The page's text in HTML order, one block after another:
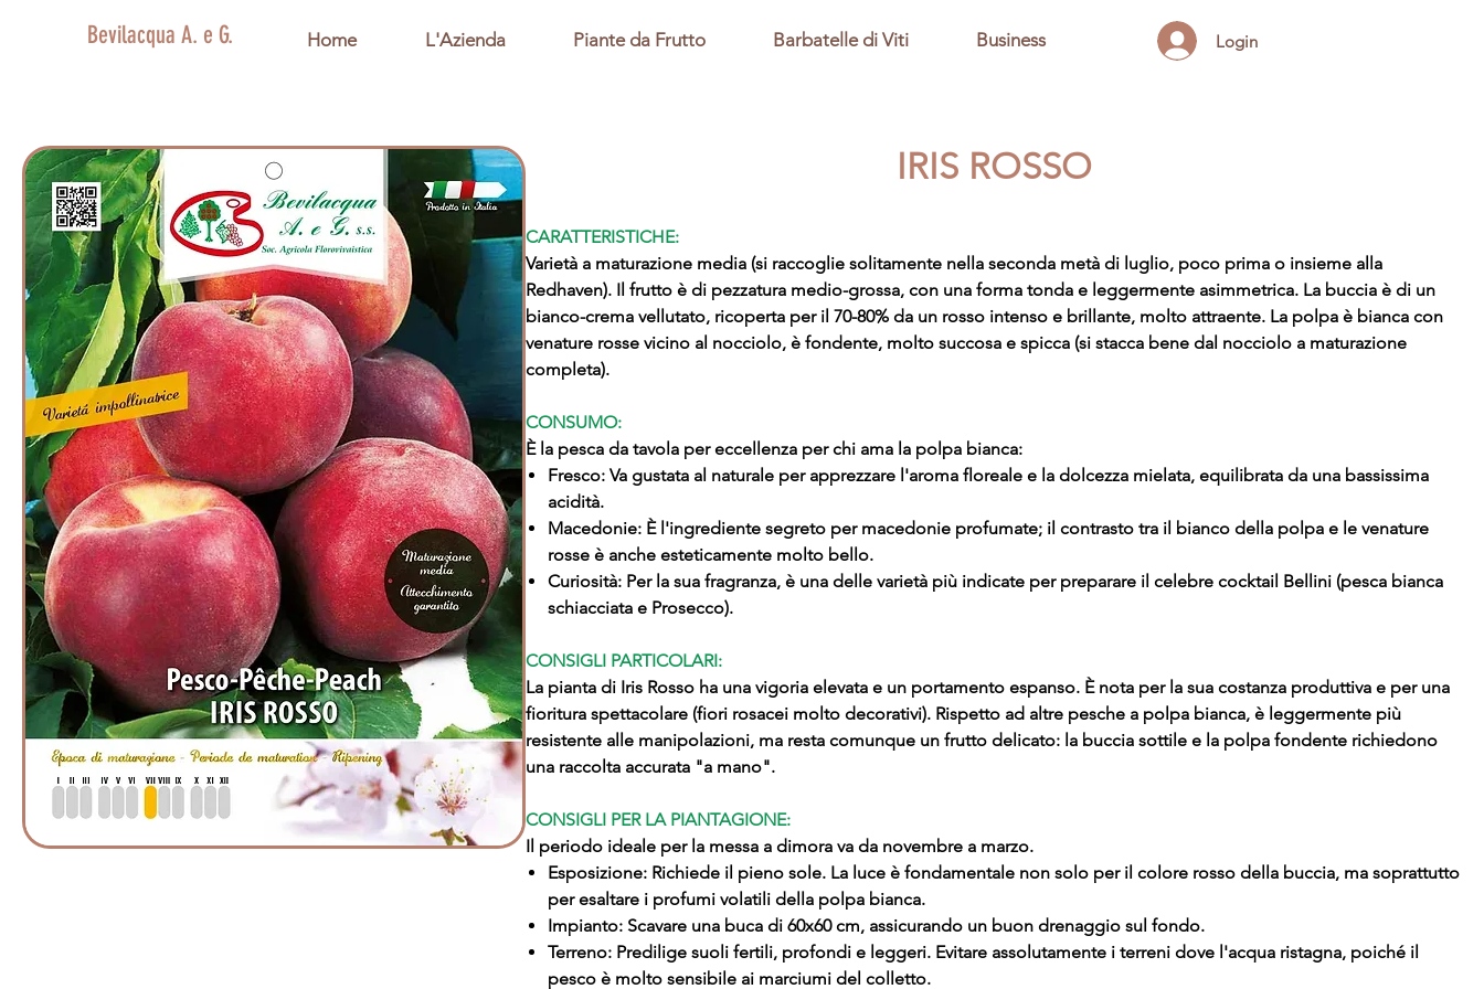
Bevilacqua A. e G. Home L'Azienda Piante da Frutto Barbatelle di Viti Business Login
IRIS ROSSO
CARATTERISTICHE:
Varietà a maturazione media (si raccoglie solitamente nella seconda metà di luglio, poco prima o insieme alla
Redhaven). Il frutto è di pezzatura medio-grossa, con una forma tonda e leggermente asimmetrica. La buccia è di un
bianco-crema vellutato, ricoperta per il 70-80% da un rosso intenso e brillante, molto attraente. La polpa è bianca con
venature rosse vicino al nocciolo, è fondente, molto succosa e spicca (si stacca bene dal nocciolo a maturazione
completa).
CONSUMO:
È la pesca da tavola per eccellenza per chi ama la polpa bianca:
Fresco: Va gustata al naturale per apprezzare l'aroma floreale e la dolcezza mielata, equilibrata da una bassissima
acidità.
Macedonie: È l'ingrediente segreto per macedonie profumate; il contrasto tra il bianco della polpa e le venature
rosse è anche esteticamente molto bello.
Curiosità: Per la sua fragranza, è una delle varietà più indicate per preparare il celebre cocktail Bellini (pesca bianca
schiacciata e Prosecco).
CONSIGLI PARTICOLARI:
La pianta di Iris Rosso ha una vigoria elevata e un portamento espanso. È nota per la sua costanza produttiva e per una
fioritura spettacolare (fiori rosacei molto decorativi). Rispetto ad altre pesche a polpa bianca, è leggermente più
resistente alle manipolazioni, ma resta comunque un frutto delicato: la buccia sottile e la polpa fondente richiedono
una raccolta accurata "a mano".
CONSIGLI PER LA PIANTAGIONE:
Il periodo ideale per la messa a dimora va da novembre a marzo.
Esposizione: Richiede il pieno sole. La luce è fondamentale non solo per il colore rosso della buccia, ma soprattutto
per esaltare i profumi volatili della polpa bianca.
Impianto: Scavare una buca di 60x60 cm, assicurando un buon drenaggio sul fondo.
Terreno: Predilige suoli fertili, profondi e leggeri. Evitare assolutamente i terreni dove l'acqua ristagna, poiché il
pesco è molto sensibile ai marciumi del colletto.